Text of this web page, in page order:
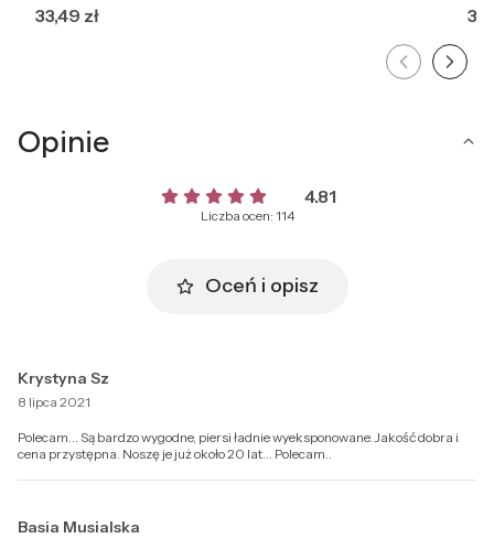
Cena
33,49 zł
Opinie
4.81
Liczba ocen: 114
Oceń i opisz
Krystyna Sz
8 lipca 2021
Polecam... Są bardzo wygodne, piersi ładnie wyeksponowane. Jakość dobra i
cena przystępna. Noszę je już około 20 lat... Polecam..
Basia Musialska